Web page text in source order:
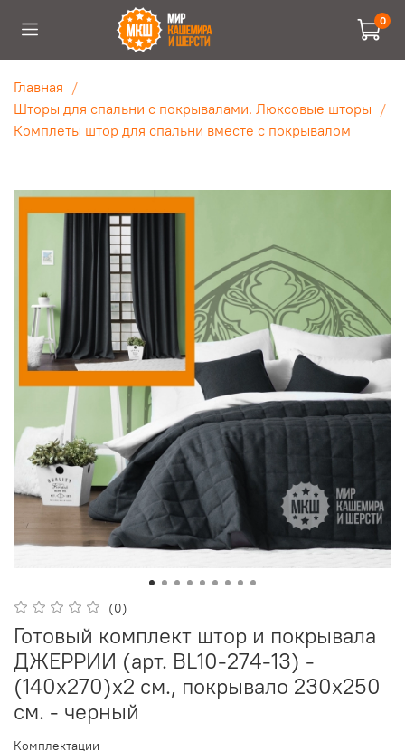
0
Главная
Шторы для спальни с покрывалами. Люксовые шторы
Комплеты штор для спальни вместе с покрывалом
(0)
Готовый комплект штор и покрывала
ДЖЕРРИИ (арт. BL10-274-13) -
(140х270)х2 см., покрывало 230х250
см. - черный
Комплектации